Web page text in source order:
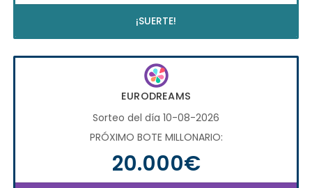
¡SUERTE!
EURODREAMS
Sorteo del día 10-08-2026
PRÓXIMO BOTE MILLONARIO:
20.000€